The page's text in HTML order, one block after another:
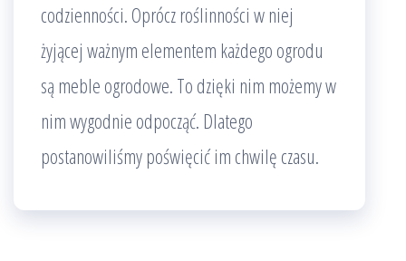
codzienności. Oprócz roślinności w niej
żyjącej ważnym elementem każdego ogrodu
są meble ogrodowe. To dzięki nim możemy w
nim wygodnie odpocząć. Dlatego
postanowiliśmy poświęcić im chwilę czasu.